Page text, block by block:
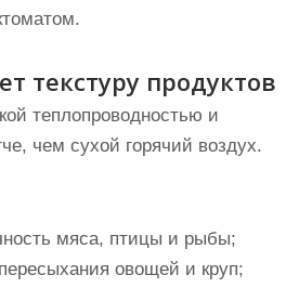
текстуру продуктов
теплопроводностью и
чем сухой горячий воздух.
мяса, птицы и рыбы;
овощей и круп;